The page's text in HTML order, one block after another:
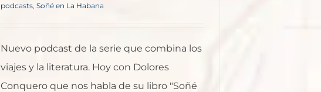
podcasts, Soñé en La Habana
Nuevo podcast de la serie que combina los
viajes y la literatura. Hoy con Dolores
Conquero que nos habla de su libro "Soñé